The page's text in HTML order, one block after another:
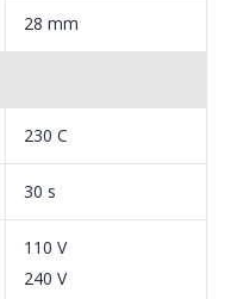
28 mm
230 C
30 s
110 V
240 V